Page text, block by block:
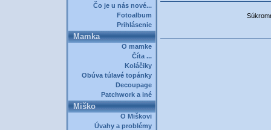
Čo je u nás nové...
Fotoalbum
Prihlásenie
Mamka
O mamke
Číta ...
Koláčiky
Obúva túlavé topánky
Decoupage
Patchwork a iné
Miško
O Miškovi
Úvahy a problémy